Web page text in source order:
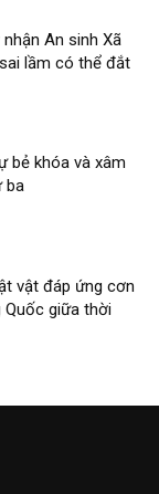
An sinh Xã
lầm có thể đắt
bẻ khóa và xâm
ba
vật đáp ứng cơn
Quốc giữa thời